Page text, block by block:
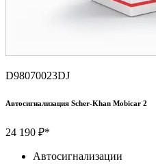
D98070023DJ
Автосигнализация Scher-Khan Mobicar 2
24 190 ₽*
Автосигнализации